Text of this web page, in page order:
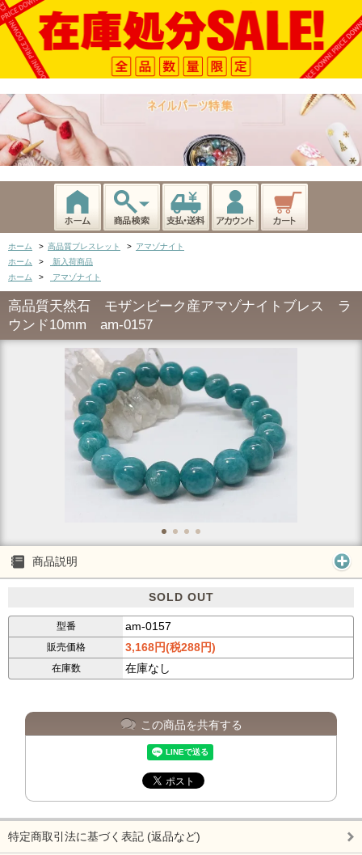
ホーム > 高品質ブレスレット > アマゾナイト
ホーム
>
新入荷商品
ホーム
> アマゾナイト
高品質天然石 モザンビーク産アマゾナイトブレス ラ
ウンド10mm am-0157
商品説明
SOLD OUT
型番 am-0157
販売価格 3,168円(税288円)
在庫数 在庫なし
この商品を共有する
特定商取引法に基づく表記 (返品など)